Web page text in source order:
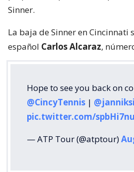
Sinner.
La baja de Sinner en Cincinnati
español Carlos Alcaraz,
Hope to see you back on
@CincyTennis |
pic.twitter.com/
— ATP Tour (@atptour)